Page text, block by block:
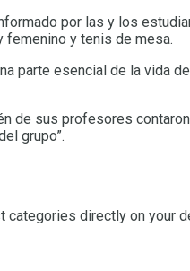
por las y los
femenino y tenis de mesa.
parte esencial de la vida
de sus profesores
grupo”.
categories directly on your